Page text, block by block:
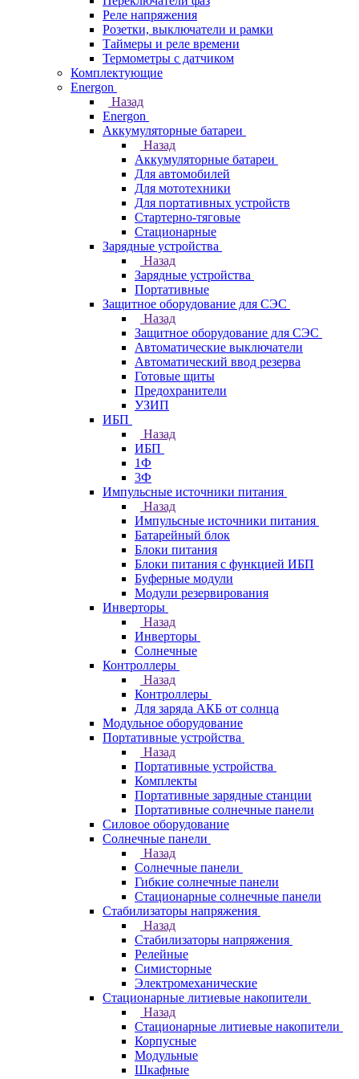
Реле напряжения
Розетки, выключатели и рамки
Таймеры и реле времени
Термометры c датчиком
Комплектующие
Energon
Назад
Energon
Аккумуляторные батареи
Назад
Аккумуляторные батареи
Для автомобилей
Для мототехники
Для портативных устройств
Стартерно-тяговые
Стационарные
Зарядные устройства
Назад
Зарядные устройства
Портативные
Защитное оборудование для СЭС
Назад
Защитное оборудование для СЭС
Автоматические выключатели
Автоматический ввод резерва
Готовые щиты
Предохранители
УЗИП
ИБП
Назад
ИБП
1Ф
3Ф
Импульсные источники питания
Назад
Импульсные источники питания
Батарейный блок
Блоки питания
Блоки питания с функцией ИБП
Буферные модули
Модули резервирования
Инверторы
Назад
Инверторы
Солнечные
Контроллеры
Назад
Контроллеры
Для заряда АКБ от солнца
Модульное оборудование
Портативные устройства
Назад
Портативные устройства
Комплекты
Портативные зарядные станции
Портативные солнечные панели
Силовое оборудование
Солнечные панели
Назад
Солнечные панели
Гибкие солнечные панели
Стационарные солнечные панели
Стабилизаторы напряжения
Назад
Стабилизаторы напряжения
Релейные
Симисторные
Электромеханические
Стационарные литиевые накопители
Назад
Стационарные литиевые накопители
Корпусные
Модульные
Шкафные